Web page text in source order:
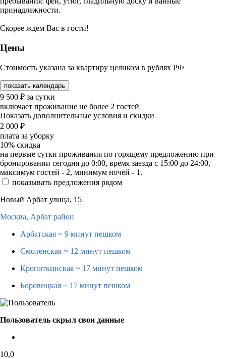
принадлежности.
Скорее ждем Вас в гости!
Цены
Стоимость указана за квартиру целиком в рублях РФ
показать календарь
9 500 ₽ за сутки
включает проживание не более 2 гостей
Показать дополнительные условия и скидки
2 000 ₽
плата за уборку
10% скидка
на первые сутки проживания по горящему предложению при
бронировании сегодня до 0:00, время заезда с 15:00 до 24:00,
максимум гостей - 2, минимум ночей - 1.
показывать предложения рядом
Новый Арбат улица, 15
Москва, Арбат район
Арбатская ~ 9 минут пешком
Смоленская ~ 12 минут пешком
Кропоткинская ~ 17 минут пешком
Боровицкая ~ 17 минут пешком
Пользователь скрыл свои данные
10,0